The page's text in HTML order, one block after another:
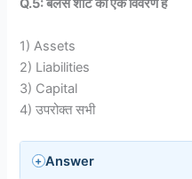
Q.5: बैलेंस शीट का एक विवरण है
1) Assets
2) Liabilities
3) Capital
4) उपरोक्त सभी
Answer